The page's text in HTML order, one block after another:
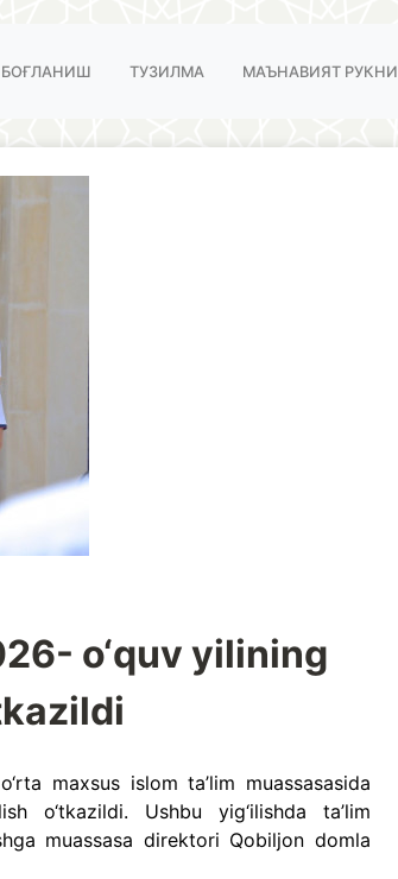
БОҒЛАНИШ ТУЗИЛМА МАЪНАВИЯТ РУКНИ
o‘quv yilining
maxsus islom ta’lim muassasasida
o‘tkazildi. Ushbu yig‘ilishda ta’lim
muassasa direktori Qobiljon domla